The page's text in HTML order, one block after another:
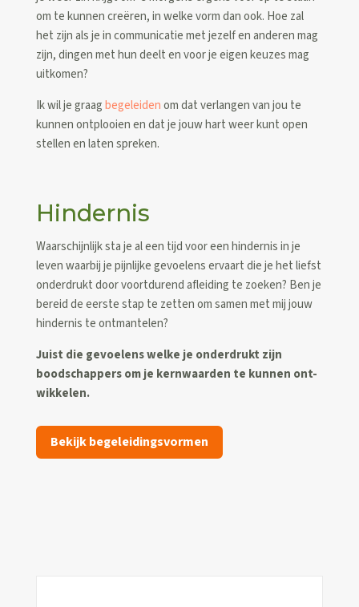
om te kunnen creëren, in welke vorm dan ook. Hoe zal
het zijn als je in communicatie met jezelf en anderen mag
zijn, dingen met hun deelt en voor je eigen keuzes mag
uitkomen?
Ik wil je graagbegeleidenom dat verlangen van jou te
kunnen ontplooien en dat je jouw hart weer kunt open
stellen en laten spreken.
Hindernis
Waarschijnlijk sta je al een tijd voor een hindernis in je
leven waarbij je pijnlijke gevoelens ervaart die jehet liefst
onderdrukt door voortdurend afleiding te zoeken? Ben je
bereid de eerste stap te zetten omsamen met mij jouw
hindernis te ontmantelen?
Juist die gevoelens welke je onderdrukt zijn
boodschappers om je kernwaarden te kunnen ont-
wikkelen.
Bekijk begeleidingsvormen